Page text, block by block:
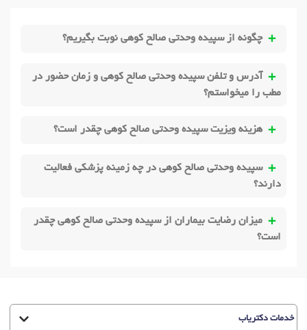
چگونه از سپیده وحدتی صالح کوهی نوبت بگیریم؟
آدرس و تلفن سپیده وحدتی صالح کوهی و زمان حضور در
مطب را میخواستم؟
هزینه ویزیت سپیده وحدتی صالح کوهی چقدر است؟
سپیده وحدتی صالح کوهی در چه زمینه پزشکی فعالیت
دارند؟
میزان رضایت بیماران از سپیده وحدتی صالح کوهی چقدر
است؟
خدمات دکتریاب